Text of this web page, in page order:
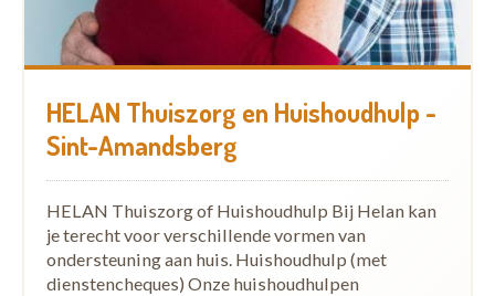
HELAN Thuiszorg en Huishoudhulp -
Sint-Amandsberg
HELAN Thuiszorg of Huishoudhulp Bij Helan kan
je terecht voor verschillende vormen van
ondersteuning aan huis. Huishoudhulp (met
dienstencheques) Onze huishoudhulpen